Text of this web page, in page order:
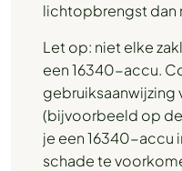
lichtopbrengst dan
Let op: niet elke
een 16340-accu.
gebruiksaanwijzing
(bijvoorbeeld op
je een 16340-accu
schade te